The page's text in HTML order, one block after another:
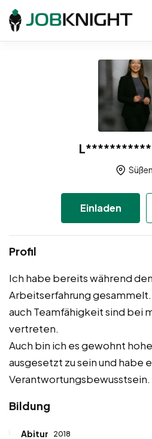
Süßen
Einladen
Profil
Ich habe bereits während
Arbeitserfahrung
auch Teamfähigkeit sind bei
vertreten.
Auch bin ich es gewohnt
ausgesetzt zu sein und habe
Verantwortungsbewusstsein.
Bildung
Abitur 2018